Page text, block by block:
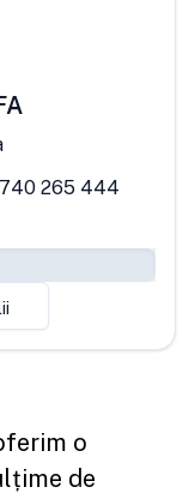
265 444
o
de